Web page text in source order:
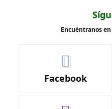
Encuéntranos
Facebook